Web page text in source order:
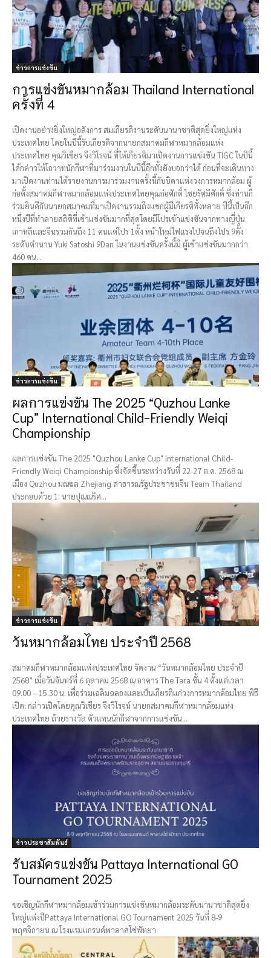
ข่าวการแข่งขัน
การแข่งขันหมากล้อม Thailand International
ครั้งที่ 4
เปิดงานอย่างยิ่งใหญ่อลังการ สมเกียรติงานระดับนานาชาติสุดยิ่งใหญ่แห่ง
ประเทศไทย โดยในปีนี้รับเกียรติจากนายกสมาคมกีฬาหมากล้อมแห่ง
ประเทศไทย คุณวิเชียร จึงวิโรจน์ ที่ให้เกียรติมาเปิดงานการแข่งขัน TIGC ในปีนี้
ได้กล่าวให้โอวาทนักกีฬาที่มาร่วมงานในปีนี้อีกทั้งยังบอกว่าได้ ก่อนที่จะเดินทาง
มาเปิดงานท่านได้รายงานการมาร่วมงานครั้งนี้กับบิดาแห่งวงการหมากล้อม ผู้
ก่อตั้งสมาคมกีฬาหมากล้อมแห่งประเทศไทยคุณก่อศักดิ์ ไชยรัศมีศักดิ์ ซึ่งท่านก็
ร่วมยินดีกับนายกสมาคมที่มาเปิดงานรวมถึงแขกผู้มีเกียรติทั้งหลาย ปีนี้เป็นอีก
หนึ่งปีที่ทำลายสถิติที่เข้าแข่งขันมากที่สุดโดยมีโปรเข้าแข่งขันจากทางญี่ปุ่น
เกาหลีและจีนรวมกันถึง 11 คนแต่โปร 1ดั้ง หน้าใหม่ไฟแรงไปจนถึงโปร 9ดั้ง
ระดับตำนาน Yuki Satoshi 9Dan ในงานแข่งขันครั้งนี้มี ผู้เข้าแข่งขันมากกว่า
460 คน...
ข่าวการแข่งขัน
ผลการแข่งขัน The 2025 “Quzhou Lanke
Cup” International Child-Friendly Weiqi
Championship
ผลการแข่งขัน The 2025 "Quzhou Lanke Cup" International Child-
Friendly Weiqi Championship ซึ่งจัดขึ้นระหว่างวันที่ 22-27 ต.ค. 2568 ณ
เมือง Quzhou มณฆล Zhejiang สาธารณรัฐประชาชนจีน Team Thailand
ประกอบด้วย 1. นายปุณณริศ...
ข่าวการแข่งขัน
วันหมากล้อมไทย ประจำปี 2568
สมาคมกีฬาหมากล้อมแห่งประเทศไทย จัดงาน “วันหมากล้อมไทย ประจำปี
2568” เมื่อวันจันทร์ที่ 6 ตุลาคม 2568 ณ อาคาร The Tara ชั้น 4 ตั้งแต่เวลา
09.00 – 15.30 น. เพื่อร่วมเฉลิมฉลองและเป็นเกียรติแก่วงการหมากล้อมไทย พิธี
เปิด: กล่าวเปิดโดยคุณวิเชียร จึงวิโรจน์ นายกสมาคมกีฬาหมากล้อมแห่ง
ประเทศไทย ถ้วยรางวัล ตัวแทนนักกีฬาจากการแข่งขัน...
ข่าวประชาสัมพันธ์
รับสมัครแข่งขัน Pattaya International GO
Tournament 2025
ขอเชิญนักกีฬา​หมากล้อม​เข้าร่วมการแข่งขัน​หมากล้อม​ระดับนานาชาติสุดยิ่ง
ใหญ่แห่งปี ​Pattaya International GO Tournament 2025 วันที่ 8-9
พฤศจิกายน​ ณ​ โรงแรมแกรนด์​พาลา​ส​โซ่​พัทยา​